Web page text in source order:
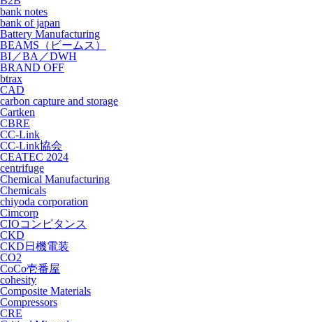
bank notes
bank of japan
Battery Manufacturing
BEAMS（ビームス）
BI／BA／DWH
BRAND OFF
btrax
CAD
carbon capture and storage
Cartken
CBRE
CC-Link
CC-Link協会
CEATEC 2024
centrifuge
Chemical Manufacturing
Chemicals
chiyoda corporation
Cimcorp
CIOコンピタンス
CKD
CKD日機電装
CO2
CoCo壱番屋
cohesity
Composite Materials
Compressors
CRE